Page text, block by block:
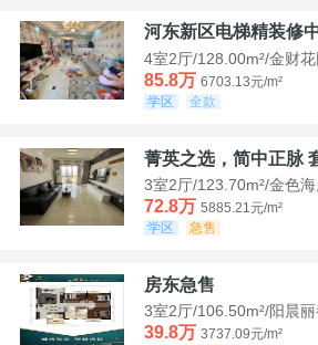
河东新区电梯精装修
4室2厅/128.00m²/金财花
85.8万 6703.13元/m²
学区
全款
菁英之选，简中正脉
3室2厅/123.70m²/金色
72.8万 5885.21元/m²
学区
急售
房东急售
3室2厅/106.50m²/阳晨
39.8万 3737.09元/m²